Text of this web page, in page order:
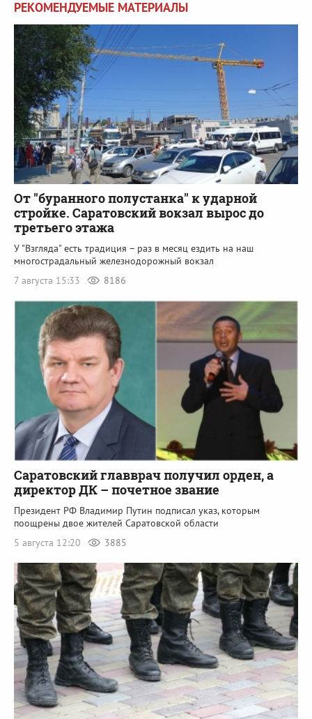
РЕКОМЕНДУЕМЫЕ МАТЕРИАЛЫ
От "буранного полустанка" к ударной
стройке. Саратовский вокзал вырос до
третьего этажа
У "Взгляда" есть традиция – раз в месяц ездить на наш
многострадальный железнодорожный вокзал
7 августа 15:33
8186
Саратовский главврач получил орден, а
директор ДК – почетное звание
Президент РФ Владимир Путин подписал указ, которым
поощрены двое жителей Саратовской области
5 августа 12:20
3885